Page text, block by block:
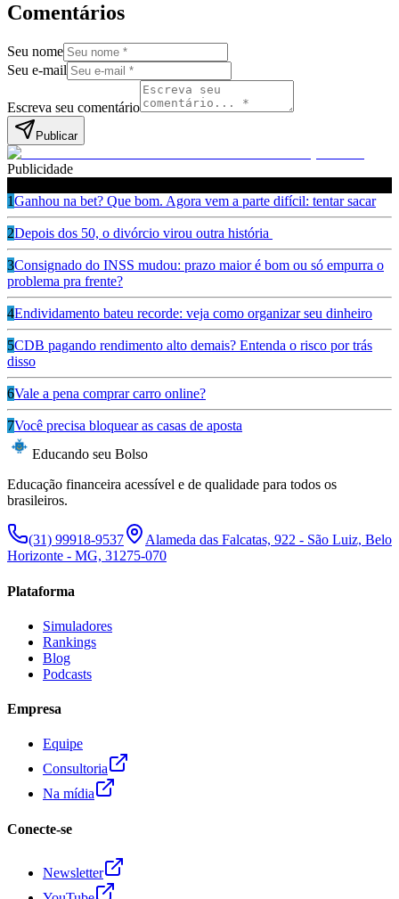
Comentários
Seu nome
Seu e-mail
Escreva seu comentário
Publicar
Publicidade
1Ganhou na bet? Que bom. Agora vem a parte difícil: tentar sacar
2Depois dos 50, o divórcio virou outra história
3Consignado do INSS mudou: prazo maior é bom ou só empurra o
problema pra frente?
4Endividamento bateu recorde: veja como organizar seu dinheiro
5CDB pagando rendimento alto demais? Entenda o risco por trás
disso
6Vale a pena comprar carro online?
7Você precisa bloquear as casas de aposta
Educando seu Bolso
Educação financeira acessível e de qualidade para todos os
brasileiros.
(31) 99918-9537
Alameda das Falcatas, 922 - São Luiz, Belo
Horizonte - MG, 31275-070
Plataforma
Simuladores
Rankings
Blog
Podcasts
Empresa
Equipe
Consultoria
Na mídia
Conecte-se
Newsletter